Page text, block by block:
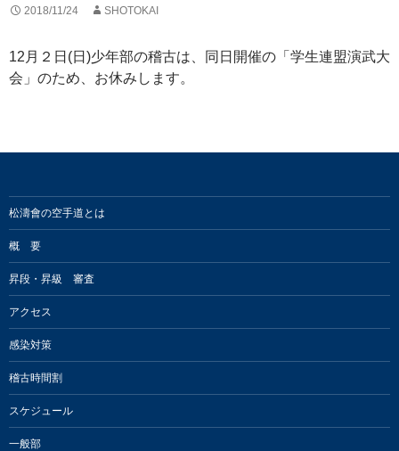
2018/11/24 SHOTOKAI
12月２日(日)少年部の稽古は、同日開催の「学生連盟演武大
会」のため、お休みします。
松濤會の空手道とは
概 要
昇段・昇級 審査
アクセス
感染対策
稽古時間割
スケジュール
一般部